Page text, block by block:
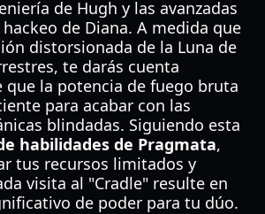
de Hugh y las avanzadas
de Diana. A medida que
distorsionada de la Luna de
te darás cuenta
que la potencia de fuego bruta
para acabar con las
blindadas. Siguiendo esta
habilidades de Pragmata,
tus recursos limitados y
visita al "Cradle" resulte en
de poder para tu dúo.